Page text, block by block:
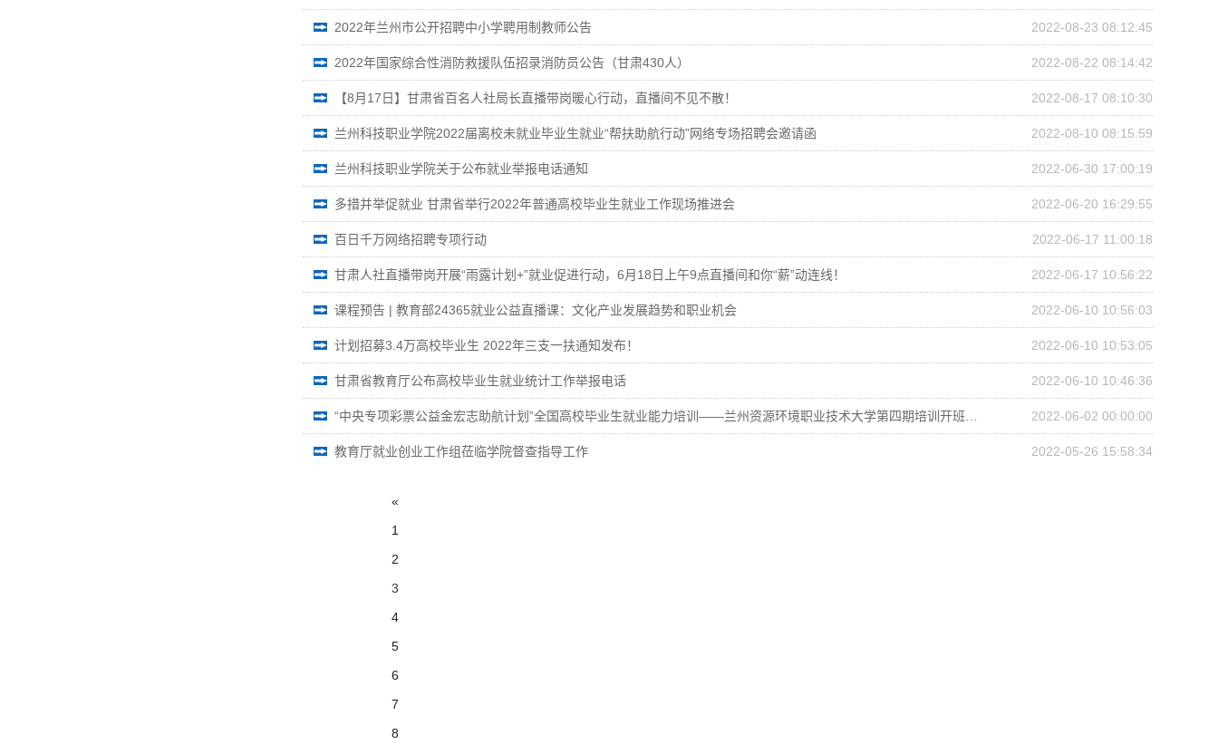
2022年兰州市公开招聘中小学聘用制教师公告 2022-08-23 08:12:45
2022年国家综合性消防救援队伍招录消防员公告（甘肃430人） 2022-08-22 08:14:42
【8月17日】甘肃省百名人社局长直播带岗暖心行动，直播间不见不散！ 2022-08-17 08:10:30
兰州科技职业学院2022届离校未就业毕业生就业“帮扶助航行动”网络专场招聘会邀请函 2022-08-10 08:15:59
兰州科技职业学院关于公布就业举报电话通知 2022-06-30 17:00:19
多措并举促就业 甘肃省举行2022年普通高校毕业生就业工作现场推进会 2022-06-20 16:29:55
百日千万网络招聘专项行动 2022-06-17 11:00:18
甘肃人社直播带岗开展“雨露计划+”就业促进行动，6月18日上午9点直播间和你“薪”动连线！ 2022-06-17 10:56:22
课程预告 | 教育部24365就业公益直播课：文化产业发展趋势和职业机会 2022-06-10 10:56:03
计划招募3.4万高校毕业生 2022年三支一扶通知发布！ 2022-06-10 10:53:05
甘肃省教育厅公布高校毕业生就业统计工作举报电话 2022-06-10 10:46:36
2022-06-02 00:00:00
教育厅就业创业工作组莅临学院督查指导工作 2022-05-26 15:58:34
«
1
2
3
4
5
6
7
8